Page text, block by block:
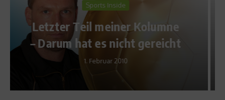
Sports in the City
Rollstuhlbasketball-Coach
Holger Glinicki im Interview